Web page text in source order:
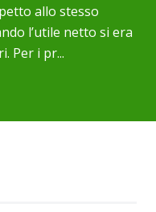
allo stesso
l’utile netto si era
Per i pr...